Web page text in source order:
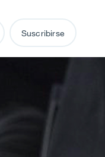
Suscribirse